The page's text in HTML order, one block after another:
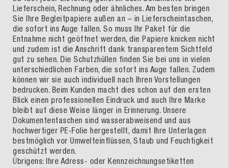
Lieferschein, Rechnung oder ähnliches. Am besten bringen
Sie Ihre Begleitpapiere außen an – in Lieferscheintaschen,
die sofort ins Auge fallen. So muss Ihr Paket für die
Entnahme nicht geöffnet werden, die Papiere knicken nicht
und zudem ist die Anschrift dank transparentem Sichtfeld
gut zu sehen. Die Schutzhüllen finden Sie bei uns in vielen
unterschiedlichen Farben, die sofort ins Auge fallen. Zudem
können wir sie auch individuell nach Ihren Vorstellungen
bedrucken. Beim Kunden macht dies schon auf den ersten
Blick einen professionellen Eindruck und auch Ihre Marke
bleibt auf diese Weise länger in Erinnerung. Unsere
Dokumententaschen sind wasserabweisend und aus
hochwertiger PE-Folie hergestellt, damit Ihre Unterlagen
bestmöglich vor Umwelteinflüssen, Staub und Feuchtigkeit
geschützt werden.
Übrigens: Ihre Adress- oder Kennzeichnungsetiketten